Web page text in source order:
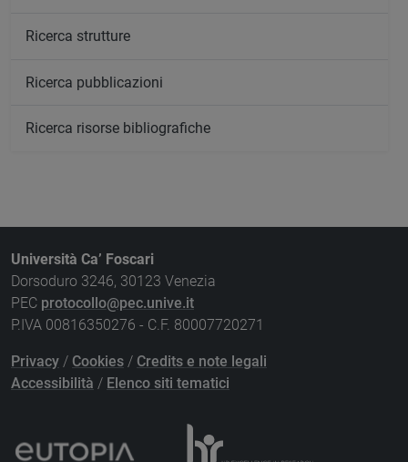
Ricerca strutture
Ricerca pubblicazioni
Ricerca risorse bibliografiche
Università Ca’ Foscari
Dorsoduro 3246, 30123 Venezia
PEC protocollo@pec.unive.it
P.IVA 00816350276 - C.F. 80007720271
Privacy / Cookies / Credits e note legali
Accessibilità / Elenco siti tematici